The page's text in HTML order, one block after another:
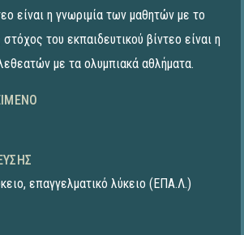
είναι η γνωριμία των μαθητών με το
του εκπαιδευτικού βίντεο είναι η
με τα ολυμπιακά αθλήματα.
, επαγγελματικό λύκειο (ΕΠΑ.Λ.)